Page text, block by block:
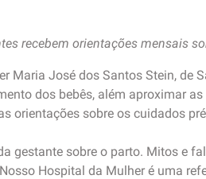
recebem orientações mensais
Maria José dos Santos Stein, de
dos bebês, além aproximar
orientações sobre os cuidados
gestante sobre o parto. Mitos e
Hospital da Mulher é uma